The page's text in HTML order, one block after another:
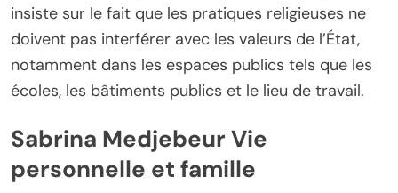
insiste sur le fait que les pratiques religieuses ne
doivent pas interférer avec les valeurs de l’État,
notamment dans les espaces publics tels que les
écoles, les bâtiments publics et le lieu de travail.
Sabrina Medjebeur Vie
personnelle et famille